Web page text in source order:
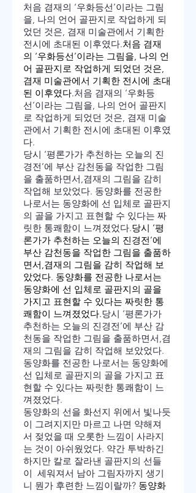
처음 겸재의 ‘우화등선’이라는 그림
을, 나의 언어 골판지로 작업하게 되
었던 것은, 겸재 미술관에서 기획한
전시에 초대된 이후였다.처음 겸재
의 ‘우화등선’이라는 그림을, 나의 언
어 골판지로 작업하게 되었던 것은,
겸재 미술관에서 기획한 전시에 초대
된 이후였다.처음 겸재의 ‘우화등
선’이라는 그림을, 나의 언어 골판지
로 작업하게 되었던 것은, 겸재 미술
관에서 기획한 전시에 초대된 이후였
다.
당시 ‘평론가가 추천하는 오늘의 진
경전’에 부산 감천동을 작업한 그림
을 출품하면서,겸재의 그림을 감히
작업해 보았었다. 동양화를 전공한
나로서는 동양화에 선 입체로 골판지
의 골을 가지고 표현할 수 있다는 짜
릿한 통쾌함이 느껴졌었다.당시 ‘평
론가가 추천하는 오늘의 진경전’에
부산 감천동을 작업한 그림을 출품하
면서,겸재의 그림을 감히 작업해 보
았었다. 동양화를 전공한 나로서는
동양화에 선 입체로 골판지의 골을
가지고 표현할 수 있다는 짜릿한 통
쾌함이 느껴졌었다.당시 ‘평론가가
추천하는 오늘의 진경전’에 부산 감
천동을 작업한 그림을 출품하면서,겸
재의 그림을 감히 작업해 보았었다.
동양화를 전공한 나로서는 동양화에
선 입체로 골판지의 골을 가지고 표
현할 수 있다는 짜릿한 통쾌함이 느
껴졌었다.
동양화의 선을 화선지 위에서 빛나듯
이 그려지지만 마르고 나면 약해져
서 젖었을 때 오롯한 느낌이 사라지
는 것이 아쉬웠었다. 약간 투박하긴
하지만 칼로 잘라낸 골판지의 선들
이  세워져서 남아 그림자까지 생기
니 뭔가 후련한 느낌이랄까? 동양화